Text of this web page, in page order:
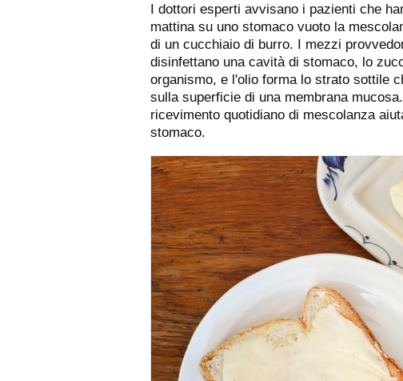
I dottori esperti avvisano i pazienti che
mattina su uno stomaco vuoto la
di un cucchiaio di burro. I mezzi
disinfettano una cavità di stomaco, lo
organismo, e l'olio forma lo strato sottile
sulla superficie di una membrana
ricevimento quotidiano di mescolanza
stomaco.